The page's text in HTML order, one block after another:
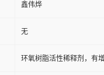
鑫伟烨
无
环氧树脂活性稀释剂，有